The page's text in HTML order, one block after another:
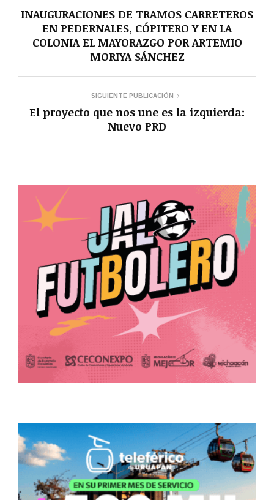
INAUGURACIONES DE TRAMOS CARRETEROS
EN PEDERNALES, CÓPITERO Y EN LA
COLONIA EL MAYORAZGO POR ARTEMIO
MORIYA SÁNCHEZ
SIGUIENTE PUBLICACIÓN
El proyecto que nos une es la izquierda:
Nuevo PRD